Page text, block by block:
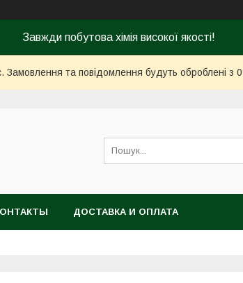
Завжди побутова хімія високої якості!
Замовлення та повідомлення будуть оброблені
ДОСТАВКА И ОПЛАТА